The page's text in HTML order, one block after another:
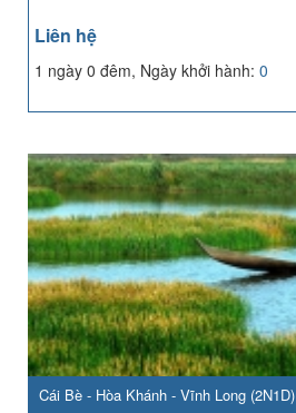
Liên hệ
1 ngày 0 đêm, Ngày khởi hành: 0
Cái Bè - Hòa Khánh - Vĩnh Long (2N1D)